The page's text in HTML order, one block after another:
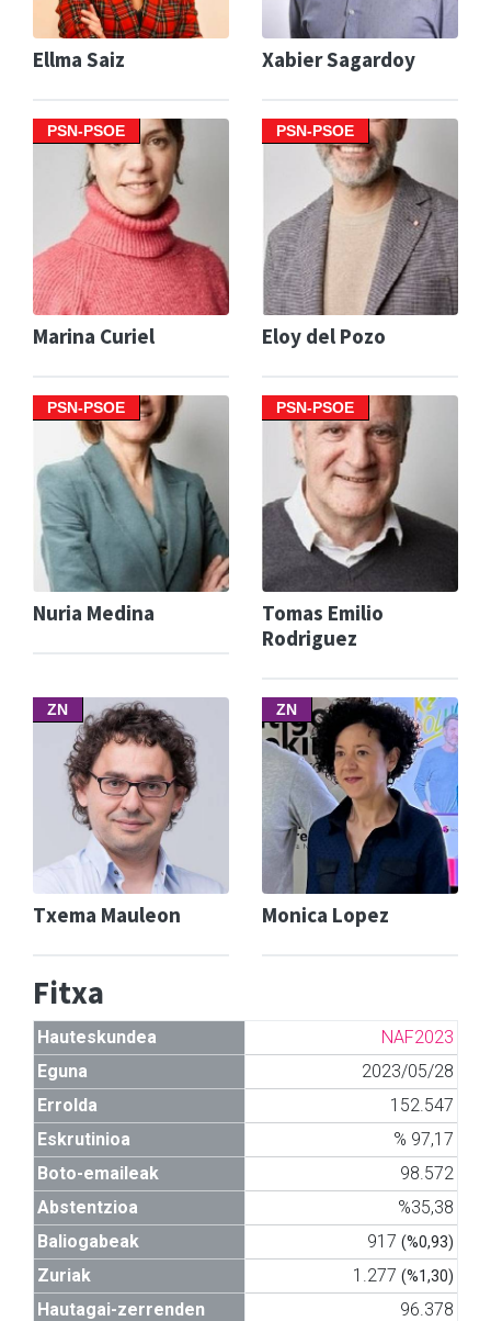
Ellma Saiz Xabier Sagardoy
PSN-PSOE
Marina Curiel
PSN-PSOE
Eloy del Pozo
PSN-PSOE
Nuria Medina
PSN-PSOE
Tomas Emilio
Rodriguez
ZN
Txema Mauleon
ZN
Monica Lopez
Fitxa
Hauteskundea
NAF2023
Eguna
2023/05/28
Errolda
152.547
Eskrutinioa
% 97,17
Boto-emaileak
98.572
Abstentzioa
%35,38
Baliogabeak
917 (%0,93)
Zuriak 1.277 (%1,30)
Hautagai-zerrenden
96.378